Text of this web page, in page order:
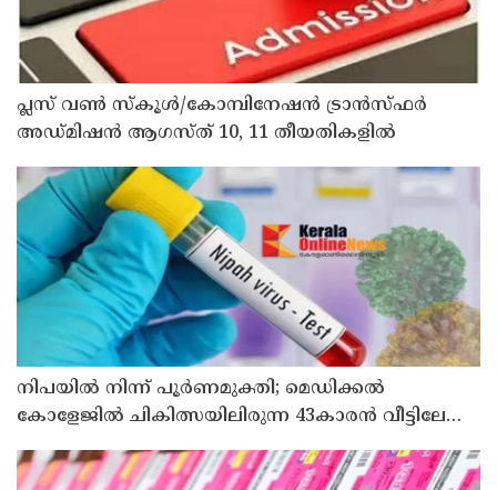
പ്ലസ് വൺ സ്‌കൂൾ/കോമ്പിനേഷൻ ട്രാൻസ്ഫർ
അഡ്മിഷൻ ആഗസ്ത് 10, 11 തീയതികളിൽ
നിപയിൽ നിന്ന് പൂർണമുക്തി; മെഡിക്കൽ
കോളേജിൽ ചികിത്സയിലിരുന്ന 43കാരൻ വീട്ടിലേക്ക്